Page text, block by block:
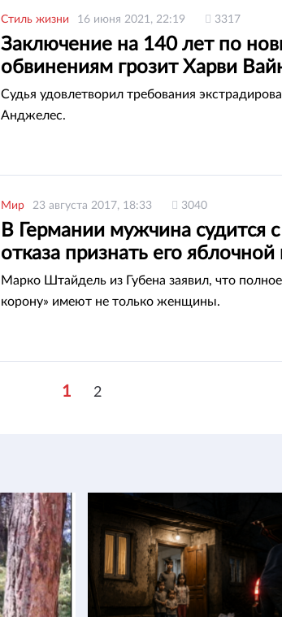
Стиль жизни 16 июня 2021, 22:19 3317
Заключение на 140 лет по
обвинениям грозит Харви
Судья удовлетворил требования
Анджелес.
Мир 23 августа 2017, 18:33 3040
В Германии мужчина судится
отказа признать его
Марко Штайдель из Губена заявил, что
корону» имеют не только женщины.
1 2